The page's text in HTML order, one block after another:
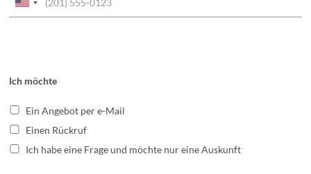
Ich möchte
Ein Angebot per e-Mail
Einen Rückruf
Ich habe eine Frage und möchte nur eine Auskunft